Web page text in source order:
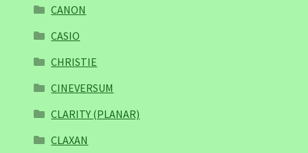
CANON
CASIO
CHRISTIE
CINEVERSUM
CLARITY (PLANAR)
CLAXAN